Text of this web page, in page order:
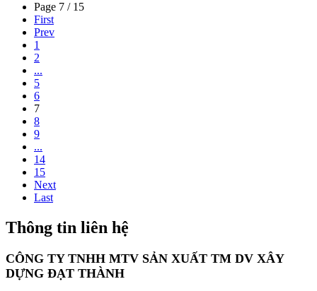
Page 7 / 15
First
Prev
1
2
...
5
6
7
8
9
...
14
15
Next
Last
Thông tin liên hệ
CÔNG TY TNHH MTV SẢN XUẤT TM DV XÂY
DỰNG ĐẠT THÀNH